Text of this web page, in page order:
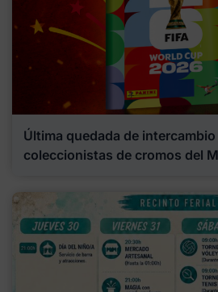
Última quedada de intercambio
coleccionistas de cromos del